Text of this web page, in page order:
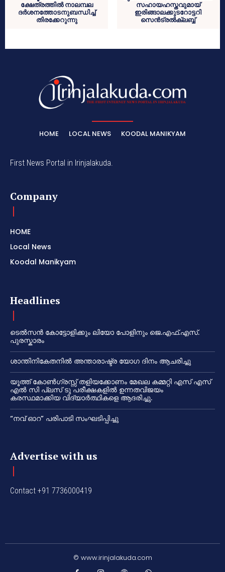
ക്ഷേത്രത്തില്‍ നാലമ്പല
ദര്‍ശനത്തോടനുബന്ധിച്ച്
തിരക്കേറുന്നു
സഹായഹസ്തവുമായ്
ഇരിങ്ങാലക്കുടറോട്ടറി
സെന്‍ട്രല്‍ക്ലബ്ബ്
HOME LOCAL NEWS KOODAL MANIKYAM
First News Portal in Irinjalakuda.
Company
HOME
Local News
Koodal Manikyam
Headlines
ടെൽസൻ കോട്ടോളിക്കും ലിയോ പോളിനും ജെ.എഫ്.എസ്.
പുരസ്കാരം
ശാന്തിനികേതനിൽ അന്താരാഷ്ട്ര യോഗ ദിനം ആചരിച്ചു
യൂത്ത് കോൺഗ്രസ്സ് തളിയക്കോണം മേഖല കമ്മറ്റി എസ് എസ്
എൽ സി പ്ലസ് ടു പരീക്ഷകളിൽ ഉന്നതവിജയം
കരസ്ഥമാക്കിയ വിദ്യാർത്ഥികളെ ആദരിച്ചു.
“നവ് ഓറ” പരിപാടി സംഘടിപ്പിച്ചു
Advertise with us
Contact +91 7736000419
© www.irinjalakuda.com